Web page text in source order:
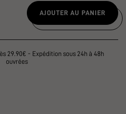
AJOUTER AU PANIER
29.90€ - Expédition sous 24h à 48h
ouvrées